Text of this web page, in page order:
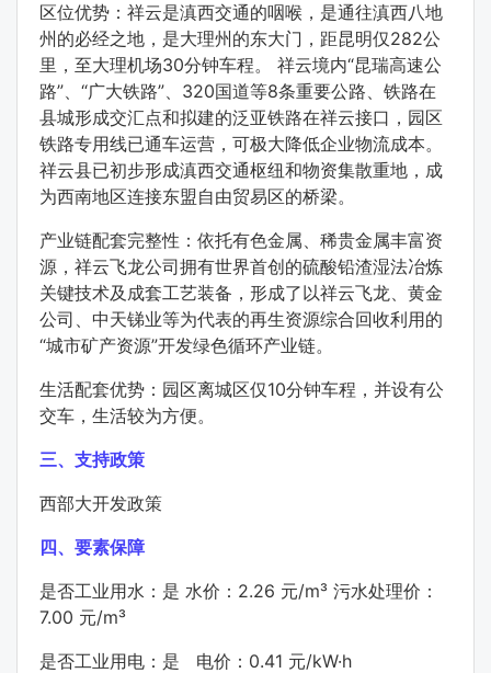
区位优势：祥云是滇西交通的咽喉，是通往滇西八地
州的必经之地，是大理州的东大门，距昆明仅282公
里，至大理机场30分钟车程。 祥云境内“昆瑞高速公
路”、“广大铁路”、320国道等8条重要公路、铁路在
县城形成交汇点和拟建的泛亚铁路在祥云接口，园区
铁路专用线已通车运营，可极大降低企业物流成本。
祥云县已初步形成滇西交通枢纽和物资集散重地，成
为西南地区连接东盟自由贸易区的桥梁。
产业链配套完整性：依托有色金属、稀贵金属丰富资
源，祥云飞龙公司拥有世界首创的硫酸铅渣湿法冶炼
关键技术及成套工艺装备，形成了以祥云飞龙、黄金
公司、中天锑业等为代表的再生资源综合回收利用的
“城市矿产资源”开发绿色循环产业链。
生活配套优势：园区离城区仅10分钟车程，并设有公
交车，生活较为方便。
三、支持政策
西部大开发政策
四、要素保障
是否工业用水：是 水价：2.26 元/m³ 污水处理价：
7.00 元/m³
是否工业用电：是 电价：0.41 元/kW·h